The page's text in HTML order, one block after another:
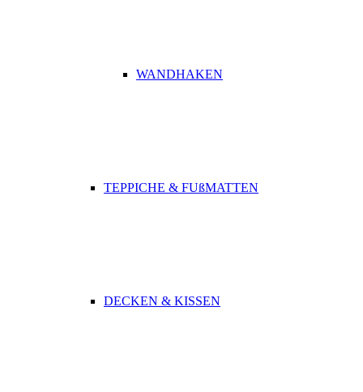
WANDHAKEN
TEPPICHE & FUßMATTEN
DECKEN & KISSEN